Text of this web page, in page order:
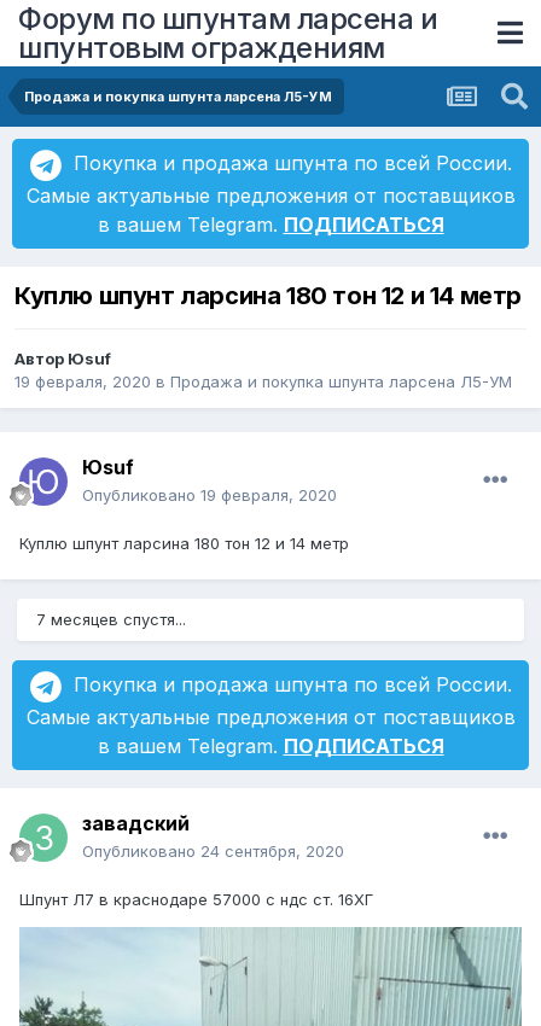
Форум по шпунтам ларсена и
шпунтовым ограждениям
Продажа и покупка шпунта ларсена Л5-УМ
Покупка и продажа шпунта по всей России.
Самые актуальные предложения от поставщиков
в вашем Telegram. ПОДПИСАТЬСЯ
Куплю шпунт ларсина 180 тон 12 и 14 метр
Автор Юsuf
19 февраля, 2020 в Продажа и покупка шпунта ларсена Л5-УМ
Юsuf
Опубликовано 19 февраля, 2020
Куплю шпунт ларсина 180 тон 12 и 14 метр
7 месяцев спустя...
Покупка и продажа шпунта по всей России.
Самые актуальные предложения от поставщиков
в вашем Telegram. ПОДПИСАТЬСЯ
завадский
Опубликовано 24 сентября, 2020
Шпунт Л7 в краснодаре 57000 с ндс ст. 16ХГ